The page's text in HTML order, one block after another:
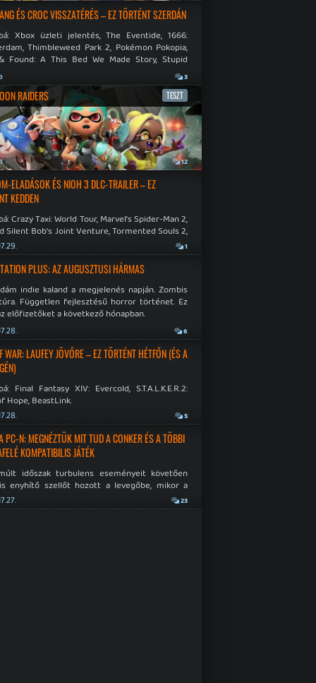
ÉS CROC VISSZATÉRÉS – EZ TÖRTÉNT SZERDÁN
Xbox üzleti jelentés, The Eventide, 1666:
Thimbleweed Park 2, Pokémon Pokopia,
Found: A This Bed We Made Story, Stupid
3
RAIDERS TESZT
12
ELADÁSOK ÉS NIOH 3 DLC-TRAILER – EZ
KEDDEN
Crazy Taxi: World Tour, Marvel's Spider-Man 2,
Silent Bob's Joint Venture, Tormented Souls 2,
Room in Hell, Slain 2: The Beast Within.
1
PLUS: AZ AUGUSZTUSI HÁRMAS
indie kaland a megjelenés napján. Zombis
Független fejlesztésű horror történet. Ez
előfizetőket a következő hónapban.
6
WAR: LAUFEY JÖVŐRE – EZ TÖRTÉNT HÉTFŐN (ÉS A
Final Fantasy XIV: Evercold, S.T.A.L.K.E.R.2:
Hope, BeastLink.
5
PC-N: MEGNÉZTÜK MIT TUD A CONKER ÉS A TÖBBI
KOMPATIBILIS JÁTÉK
időszak turbulens eseményeit követően
enyhítő szellőt hozott a levegőbe, mikor a
bejelentette, hogy PC-re is kiterjesztik az
visszafelé kompatibilitást. Lássuk,
23